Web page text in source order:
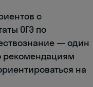
с
ОГЭ по
— один
рекомендациям
на